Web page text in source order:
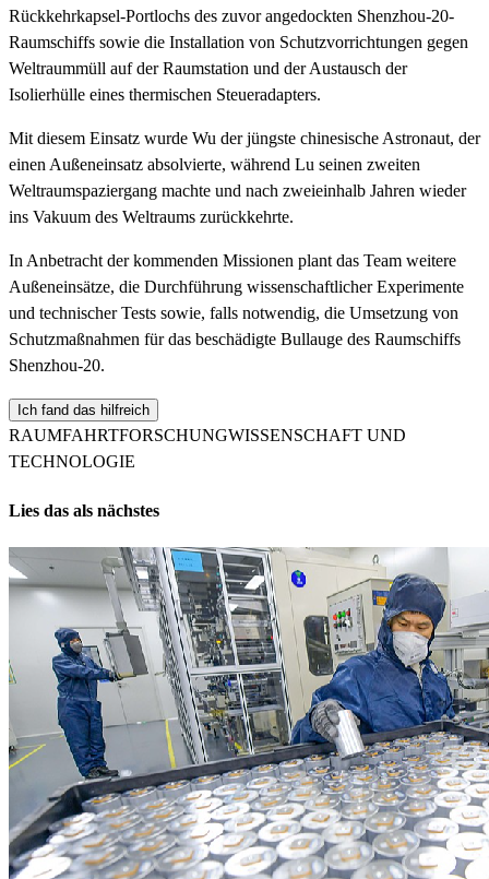
Rückkehrkapsel-Portlochs des zuvor angedockten Shenzhou-20-
Raumschiffs sowie die Installation von Schutzvorrichtungen gegen
Weltraummüll auf der Raumstation und der Austausch der
Isolierhülle eines thermischen Steueradapters.
Mit diesem Einsatz wurde Wu der jüngste chinesische Astronaut, der
einen Außeneinsatz absolvierte, während Lu seinen zweiten
Weltraumspaziergang machte und nach zweieinhalb Jahren wieder
ins Vakuum des Weltraums zurückkehrte.
In Anbetracht der kommenden Missionen plant das Team weitere
Außeneinsätze, die Durchführung wissenschaftlicher Experimente
und technischer Tests sowie, falls notwendig, die Umsetzung von
Schutzmaßnahmen für das beschädigte Bullauge des Raumschiffs
Shenzhou-20.
Ich fand das hilfreich
RAUMFAHRTFORSCHUNGWISSENSCHAFT UND
TECHNOLOGIE
Lies das als nächstes